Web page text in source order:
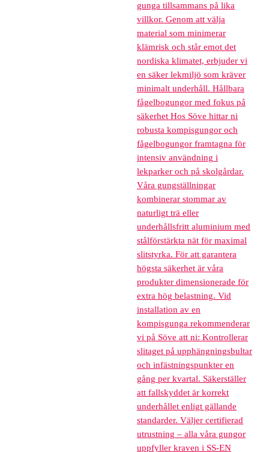
gunga tillsammans på lika
villkor. Genom att välja
material som minimerar
klämrisk och står emot det
nordiska klimatet, erbjuder vi
en säker lekmiljö som kräver
minimalt underhåll. Hållbara
fågelbogungor med fokus på
säkerhet Hos Söve hittar ni
robusta kompisgungor och
fågelbogungor framtagna för
intensiv användning i
lekparker och på skolgårdar.
Våra gungställningar
kombinerar stommar av
naturligt trä eller
underhållsfritt aluminium med
stålförstärkta nät för maximal
slitstyrka. För att garantera
högsta säkerhet är våra
produkter dimensionerade för
extra hög belastning. Vid
installation av en
kompisgunga rekommenderar
vi på Söve att ni: Kontrollerar
slitaget på upphängningsbultar
och infästningspunkter en
gång per kvartal. Säkerställer
att fallskyddet är korrekt
underhållet enligt gällande
standarder. Väljer certifierad
utrustning – alla våra gungor
uppfyller kraven i SS-EN